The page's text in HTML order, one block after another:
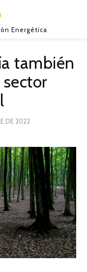
Energética
también
DE 2022
2022